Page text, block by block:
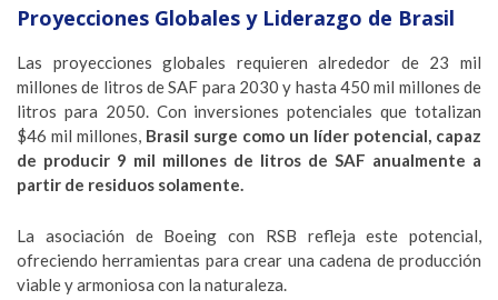
Proyecciones Globales y Liderazgo de Brasil
Las proyecciones globales requieren alrededor de 23 mil
millones de litros de SAF para 2030 y hasta 450 mil millones de
litros para 2050. Con inversiones potenciales que totalizan
$46 mil millones, Brasil surge como un líder potencial, capaz
de producir 9 mil millones de litros de SAF anualmente a
partir de residuos solamente.
La asociación de Boeing con RSB refleja este potencial,
ofreciendo herramientas para crear una cadena de producción
viable y armoniosa con la naturaleza.